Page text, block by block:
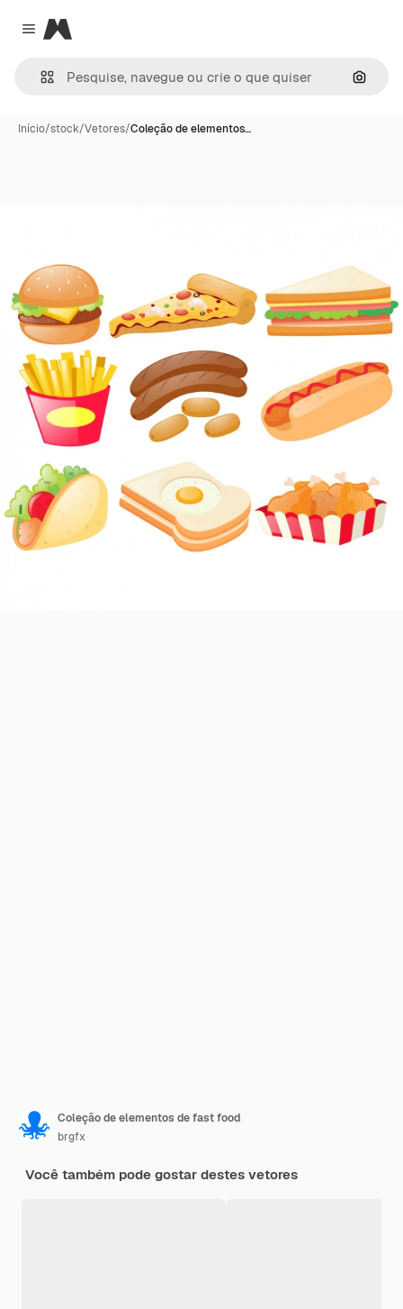
Close menu
Magnific
Início/stock/Vetores/Coleção de elementos…
Coleção de elementos de fast food
brgfx
Você também pode gostar destes vetores